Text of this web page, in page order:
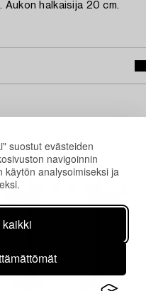
suostut evästeiden
navigoinnin
käytön analysoimiseksi ja
Aukon halkaisija 20 cm.